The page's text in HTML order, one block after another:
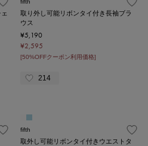
fifth
取り外し可能リボンタイ付き長袖ブラ
ウス
¥5,190
¥2,595
[50%OFFクーポン利用価格]
214
fifth
取外し可能リボンタイ付きウエストタ